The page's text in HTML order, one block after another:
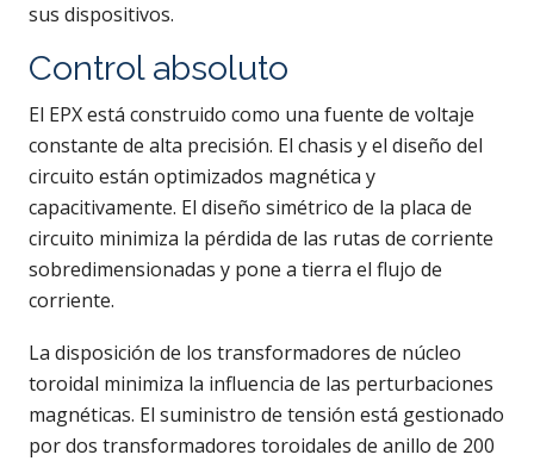
sus dispositivos.
Control absoluto
El EPX está construido como una fuente de voltaje
constante de alta precisión. El chasis y el diseño del
circuito están optimizados magnética y
capacitivamente. El diseño simétrico de la placa de
circuito minimiza la pérdida de las rutas de corriente
sobredimensionadas y pone a tierra el flujo de
corriente.
La disposición de los transformadores de núcleo
toroidal minimiza la influencia de las perturbaciones
magnéticas. El suministro de tensión está gestionado
por dos transformadores toroidales de anillo de 200